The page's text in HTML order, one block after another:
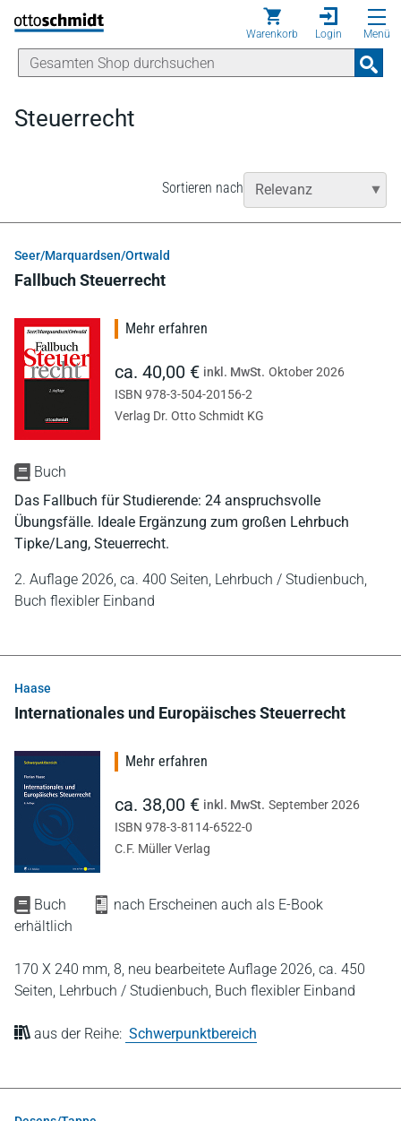
Direkt zum Inhalt
Warenkorb Login Menü
Steuerrecht
Sortieren nach
Seer/Marquardsen/Ortwald
Fallbuch Steuerrecht
Buch
Das Fallbuch für Studierende: 24 anspruchsvolle
Übungsfälle. Ideale Ergänzung zum großen Lehrbuch
Tipke/Lang, Steuerrecht.
2. Auflage 2026, ca. 400 Seiten, Lehrbuch / Studienbuch,
Buch flexibler Einband
Mehr erfahren
ca. 40,00 € inkl. MwSt. Oktober 2026
ISBN 978-3-504-20156-2
Verlag Dr. Otto Schmidt KG
Haase
Internationales und Europäisches Steuerrecht
Buch
nach Erscheinen auch als E-Book
erhältlich
170 X 240 mm, 8, neu bearbeitete Auflage 2026, ca. 450
Seiten, Lehrbuch / Studienbuch, Buch flexibler Einband
aus der Reihe: Schwerpunktbereich
Mehr erfahren
ca. 38,00 € inkl. MwSt. September 2026
ISBN 978-3-8114-6522-0
C.F. Müller Verlag